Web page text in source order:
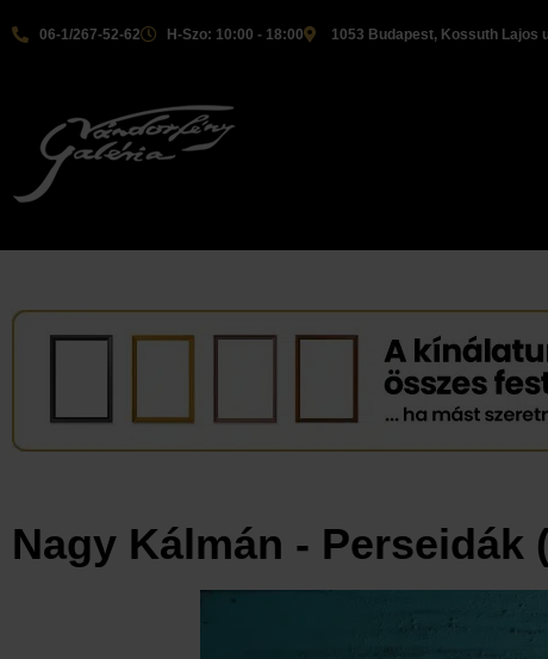
06-1/267-52-62 H-Szo: 10:00 - 18:00 1053 Budapest, Kossuth Lajos
Nagy Kálmán - Perseidák